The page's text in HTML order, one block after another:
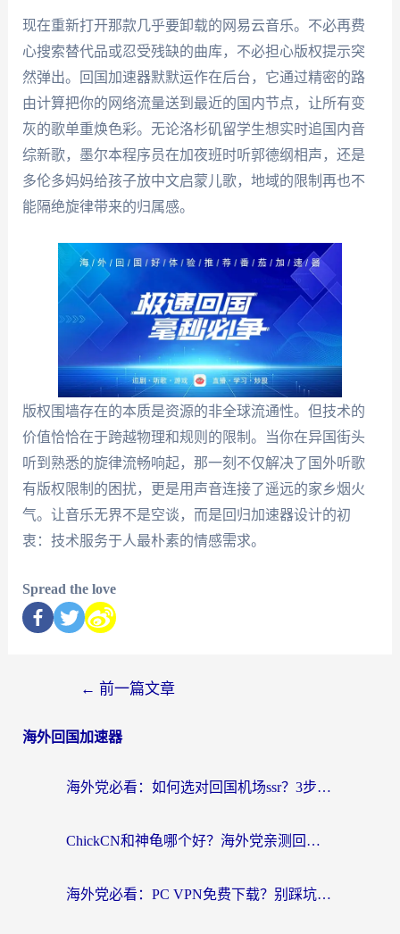
现在重新打开那款几乎要卸载的网易云音乐。不必再费
心搜索替代品或忍受残缺的曲库，不必担心版权提示突
然弹出。回国加速器默默运作在后台，它通过精密的路
由计算把你的网络流量送到最近的国内节点，让所有变
灰的歌单重焕色彩。无论洛杉矶留学生想实时追国内音
综新歌，墨尔本程序员在加夜班时听郭德纲相声，还是
多伦多妈妈给孩子放中文启蒙儿歌，地域的限制再也不
能隔绝旋律带来的归属感。
版权围墙存在的本质是资源的非全球流通性。但技术的
价值恰恰在于跨越物理和规则的限制。当你在异国街头
听到熟悉的旋律流畅响起，那一刻不仅解决了国外听歌
有版权限制的困扰，更是用声音连接了遥远的家乡烟火
气。让音乐无界不是空谈，而是回归加速器设计的初
衷：技术服务于人最朴素的情感需求。
Spread the love
← 前一篇文章
海外回国加速器
海外党必看：如何选对回国机场ssr？3步解决国内资源访问难题
ChickCN和神龟哪个好？海外党亲测回国加速器的实用攻略
海外党必看：PC VPN免费下载？别踩坑！3步选对回国加速器无缝刷国内资源